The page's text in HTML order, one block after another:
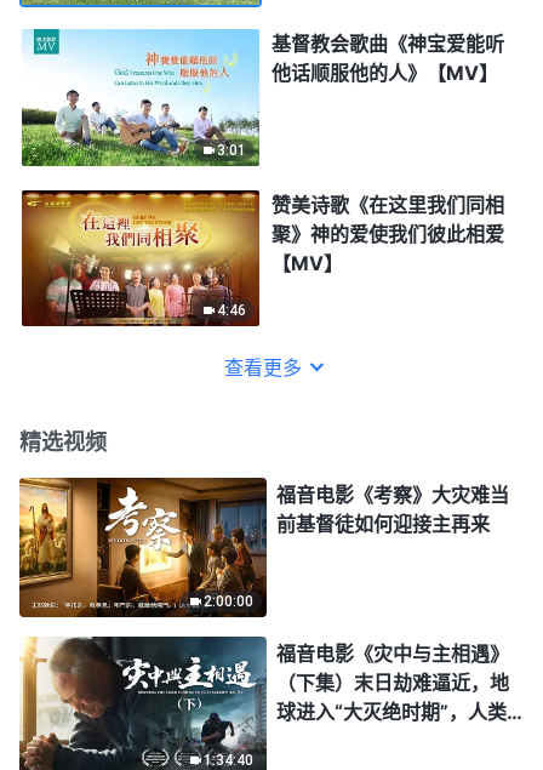
3:01
基督教会歌曲《神宝爱能听
他话顺服他的人》【MV】
4:46
赞美诗歌《在这里我们同相
聚》神的爱使我们彼此相爱
【MV】
查看更多
精选视频
2:00:00
福音电影《考察》大灾难当
前基督徒如何迎接主再来
1:34:40
福音电影《灾中与主相遇》
（下集）末日劫难逼近，地
球进入“大灭绝时期”，人类